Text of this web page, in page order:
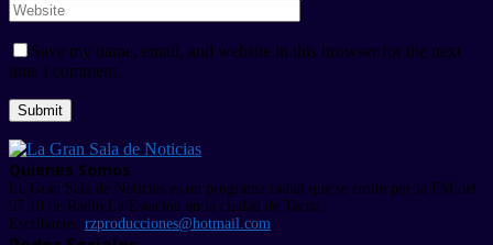
Save my name, email, and website in this browser for the next
time I comment.
Quienes Somos
La Gran Sala de Noticias es un programa radial que se emite por la FM del
97.10 de Radio La Estación en la ciudad de Tacna.
Escríbanos: rzproducciones@hotmail.com